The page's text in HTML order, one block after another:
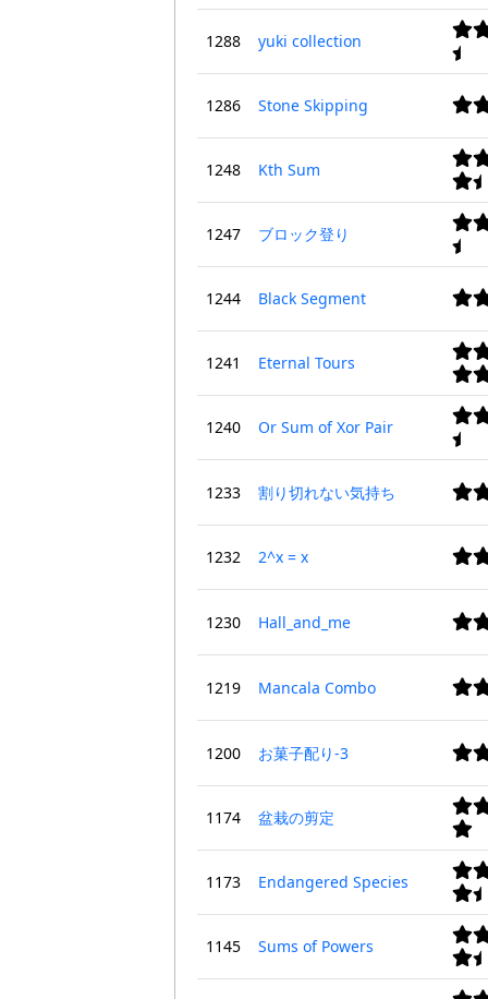
1288 yuki collection
1286 Stone Skipping
1248 Kth Sum
1247 ブロック登り
1244 Black Segment
1241 Eternal Tours
1240 Or Sum of Xor Pair
1233 割り切れない気持ち
1232 2^x = x
1230 Hall_and_me
1219 Mancala Combo
1200 お菓子配り-3
1174 盆栽の剪定
1173 Endangered Species
1145 Sums of Powers